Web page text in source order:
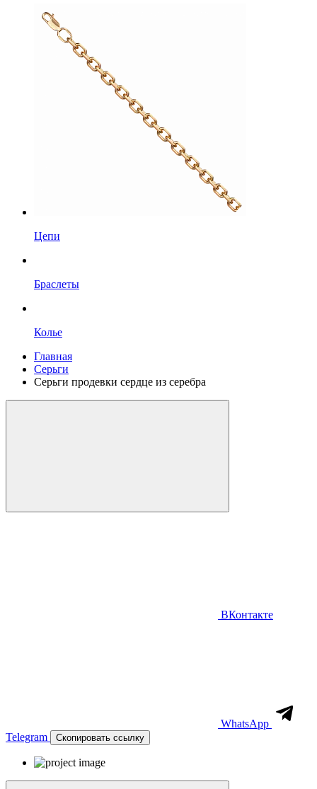
Цепи
Браслеты
Колье
Главная
Серьги
Серьги продевки сердце из серебра
ВКонтакте
WhatsApp
Telegram
Скопировать ссылку